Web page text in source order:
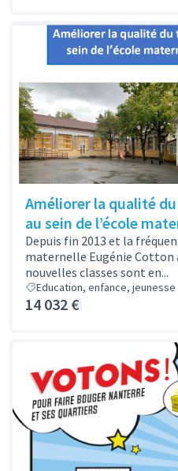
Améliorer la qualité
au sein de l’école
Depuis fin 2013 et la
maternelle Eugénie
nouvelles classes sont en...
Education, enfance, jeunesse
14 032 €